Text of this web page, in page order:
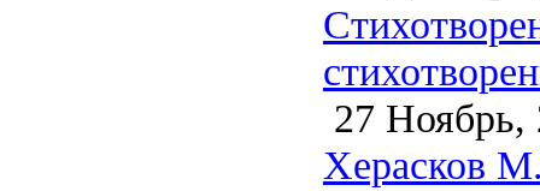
27 Ноябрь,
Херасков